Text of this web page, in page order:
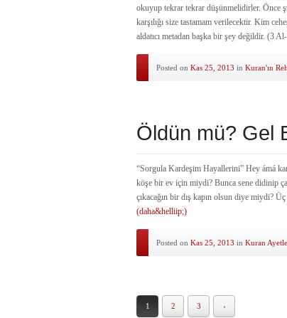
okuyup tekrar tekrar düşünmelidirler. Önce
karşılığı size tastamam verilecektir. Kim
aldatıcı metadan başka bir şey değildir. (3
Posted on Kas 25, 2013 in Kuran'ın
Öldün mü? Gel
“Sorgula Kardeşim Hayallerini” Hey ámá
köşe bir ev için miydi? Bunca sene didinip
çıkacağın bir dış kapın olsun diye miydi?
(daha&helliip;)
Posted on Kas 25, 2013 in Kuran
1 2 3 ›